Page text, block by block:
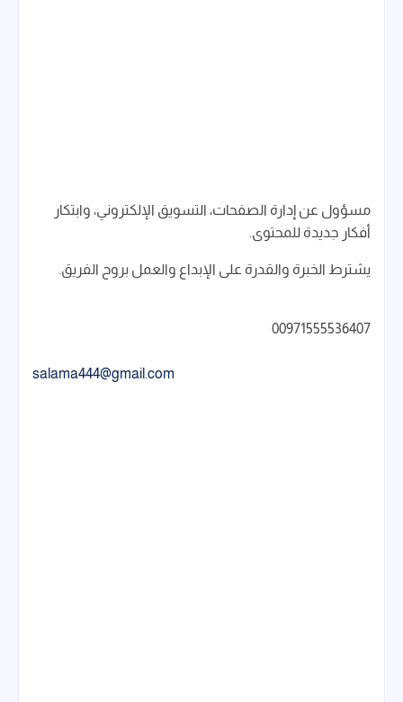
مسؤول عن إدارة الصفحات، التسويق الإلكتروني، وابتكار
أفكار جديدة للمحتوى.
يشترط الخبرة والقدرة على الإبداع والعمل بروح الفريق.
00971555536407
salama444@gmail.com